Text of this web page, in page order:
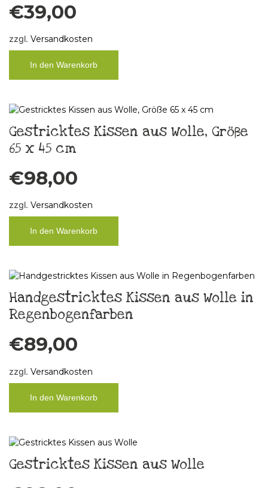
€39,00
zzgl. Versandkosten
In den Warenkorb
Gestricktes Kissen aus Wolle, Größe
65 x 45 cm
€98,00
zzgl. Versandkosten
In den Warenkorb
Handgestricktes Kissen aus Wolle in
Regenbogenfarben
€89,00
zzgl. Versandkosten
In den Warenkorb
Gestricktes Kissen aus Wolle